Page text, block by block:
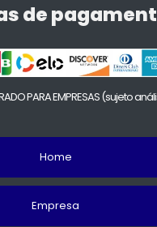
de
PARA EMPRESAS(sujeto
Home
Empresa